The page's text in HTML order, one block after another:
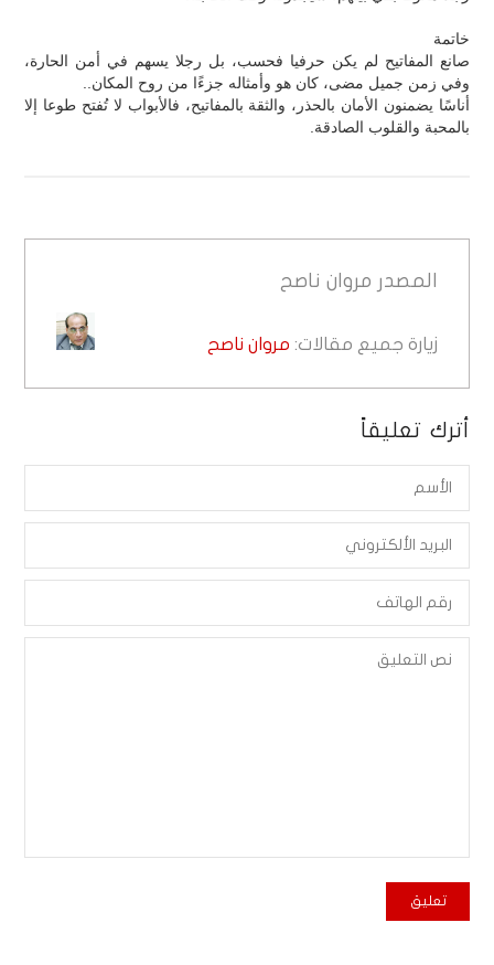
خاتمة
صانع المفاتيح لم يكن حرفيا فحسب، بل رجلا يسهم في أمن الحارة،
وفي زمن جميل مضى، كان هو وأمثاله جزءًا من روح المكان..
أناسًا يضمنون الأمان بالحذر، والثقة بالمفاتيح، فالأبواب لا تُفتح طوعا إلا
بالمحبة والقلوب الصادقة.
المصدر مروان ناصح
زيارة جميع مقالات: مروان ناصح
أترك تعليقاً